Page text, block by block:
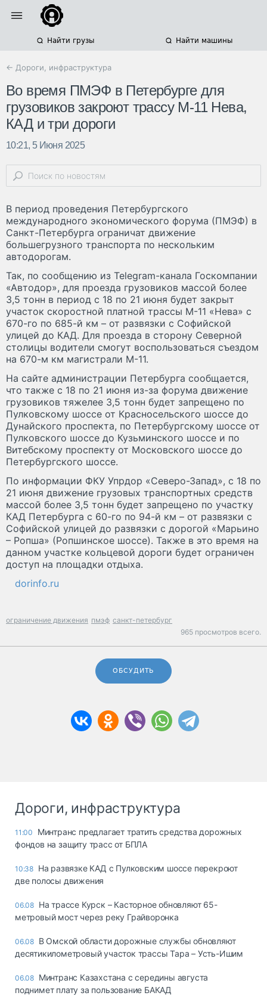
Найти грузы Найти машины
← Дороги, инфраструктура
Во время ПМЭФ в Петербурге для
грузовиков закроют трассу М-11 Нева,
КАД и три дороги
10:21, 5 Июня 2025
В период проведения Петербургского
международного экономического форума (ПМЭФ) в
Санкт-Петербурга ограничат движение
большегрузного транспорта по нескольким
автодорогам.
Так, по сообщению из Telegram-канала Госкомпании
«Автодор», для проезда грузовиков массой более
3,5 тонн в период с 18 по 21 июня будет закрыт
участок скоростной платной трассы М-11 «Нева» с
670-го по 685-й км – от развязки с Софийской
улицей до КАД. Для проезда в сторону Северной
столицы водители смогут воспользоваться съездом
на 670-м км магистрали М-11.
На сайте администрации Петербурга сообщается,
что также с 18 по 21 июня из-за форума движение
грузовиков тяжелее 3,5 тонн будет запрещено по
Пулковскому шоссе от Красносельского шоссе до
Дунайского проспекта, по Петербургскому шоссе от
Пулковского шоссе до Кузьминского шоссе и по
Витебскому проспекту от Московского шоссе до
Петербургского шоссе.
По информации ФКУ Упрдор «Северо-Запад», с 18 по
21 июня движение грузовых транспортных средств
массой более 3,5 тонн будет запрещено по участку
КАД Петербурга с 60-го по 94-й км – от развязки с
Софийской улицей до развязки с дорогой «Марьино
– Ропша» (Ропшинское шоссе). Также в это время на
данном участке кольцевой дороги будет ограничен
доступ на площадки отдыха.
dorinfo.ru
ограничение движения пмэф санкт-петербург
965 просмотров всего.
ОБСУДИТЬ
Дороги, инфраструктура
11:00
Минтранс предлагает тратить средства дорожных
фондов на защиту трасс от БПЛА
10:38 На развязке КАД с Пулковским шоссе перекроют
две полосы движения
06.08 На трассе Курск – Касторное обновляют 65-
метровый мост через реку Грайворонка
06.08 В Омской области дорожные службы обновляют
десятикилометровый участок трассы Тара – Усть-Ишим
06.08 Минтранс Казахстана с середины августа
поднимет плату за пользование БАКАД